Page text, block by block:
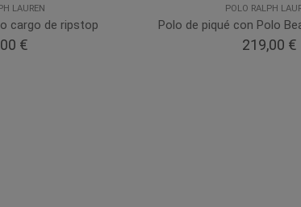
LAUREN
cargo de ripstop
€
POLO RALPH
Polo de piqué con Polo
219,00 €